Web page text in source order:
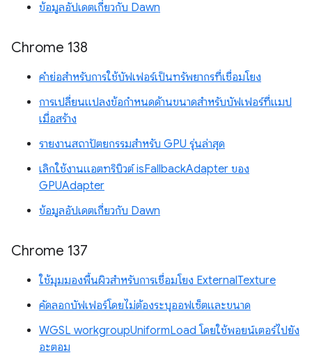
ข้อมูลอัปเดตเกี่ยวกับ Dawn
Chrome 138
คำย่อสำหรับการใช้บัฟเฟอร์เป็นทรัพยากรที่เชื่อมโยง
การเปลี่ยนแปลงข้อกำหนดด้านขนาดสำหรับบัฟเฟอร์ที่แมป
เมื่อสร้าง
รายงานสถาปัตยกรรมสำหรับ GPU รุ่นล่าสุด
เลิกใช้งานแอตทริบิวต์ isFallbackAdapter ของ
GPUAdapter
ข้อมูลอัปเดตเกี่ยวกับ Dawn
Chrome 137
ใช้มุมมองพื้นผิวสำหรับการเชื่อมโยง ExternalTexture
คัดลอกบัฟเฟอร์โดยไม่ต้องระบุออฟเซ็ตและขนาด
WGSL workgroupUniformLoad โดยใช้พอยน์เตอร์ไปยัง
อะตอม